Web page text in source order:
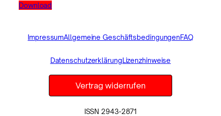
Download
ImpressumAllgemeine GeschäftsbedingungenFAQ
DatenschutzerklärungLizenzhinweise
Vertrag widerrufen
ISSN 2943-2871